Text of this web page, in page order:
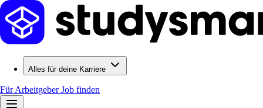
Alles für deine Karriere
Für ArbeitgeberJob finden